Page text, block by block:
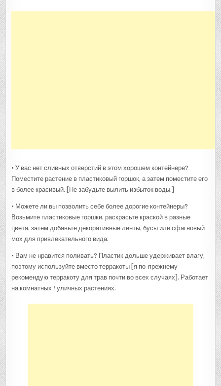
• У вас нет сливных отверстий в этом хорошем контейнере?
Поместите растение в пластиковый горшок, а затем поместите его
в более красивый. [Не забудьте вылить избыток воды.]
• Можете ли вы позволить себе более дорогие контейнеры?
Возьмите пластиковые горшки, раскрасьте краской в ​​разные
цвета, затем добавьте декоративные ленты, бусы или сфагновый
мох для привлекательного вида.
• Вам не нравится поливать? Пластик дольше удерживает влагу,
поэтому используйте вместо терракоты [я по-прежнему
рекомендую терракоту для трав почти во всех случаях]. Работает
на комнатных / уличных растениях.